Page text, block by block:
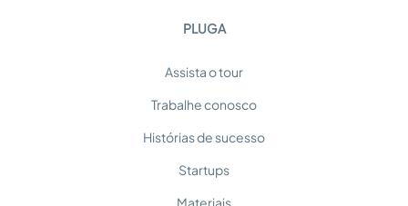
PLUGA
Assista o tour
Trabalhe conosco
Histórias de sucesso
Startups
Materiais